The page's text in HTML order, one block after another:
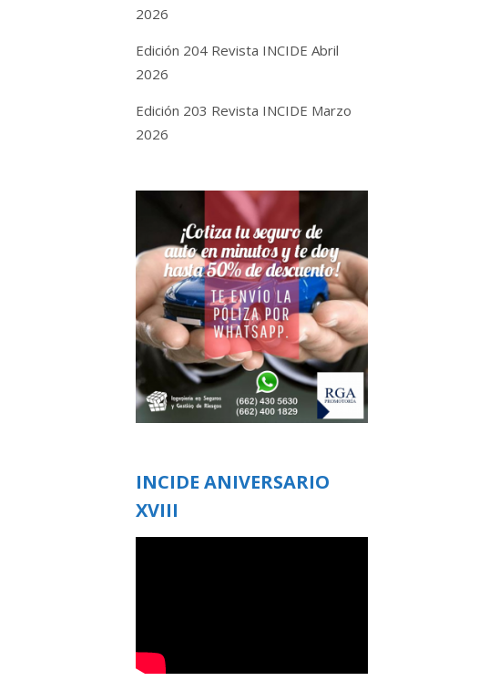
2026
Edición 204 Revista INCIDE Abril
2026
Edición 203 Revista INCIDE Marzo
2026
INCIDE ANIVERSARIO
XVIII